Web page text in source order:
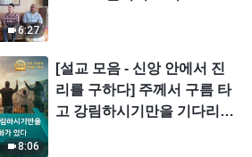
6:27
8:06
[설교 모음 - 신앙 안에서 진
리를 구하다] 주께서 구름 타
고 강림하시기만을 기다리는